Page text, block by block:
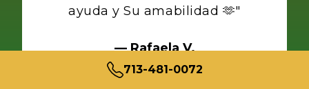
ayuda y Su amabilidad 🫶"
—Rafaela V.
713-481-0072